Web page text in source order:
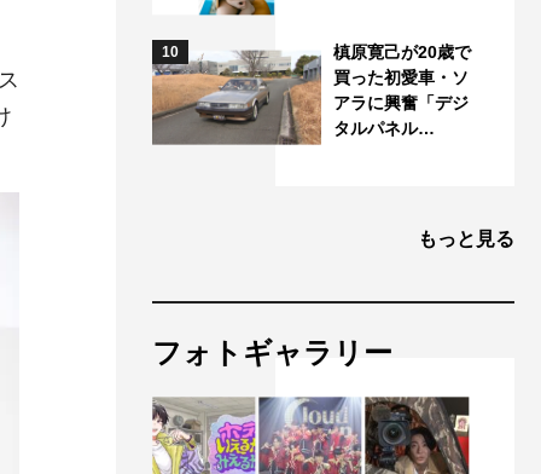
10
槙原寛己が20歳で
買った初愛車・ソ
アラに興奮「デジ
タルパネル…
もっと見る
フォトギャラリー